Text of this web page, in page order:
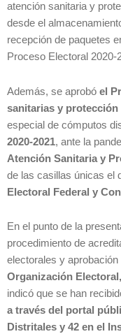
atención sanitaria y
desde el
recepción de paquetes
Proceso Electoral 2020-
Además, se aprobó el
sanitarias y protección
especial de cómputos
2020-2021, ante la
Atención Sanitaria y
de las casillas únicas el
Electoral Federal y
En el punto de la
procedimiento de
electorales y aprobación
Organización
indicó que se han
a través del portal
Distritales y 42 en el